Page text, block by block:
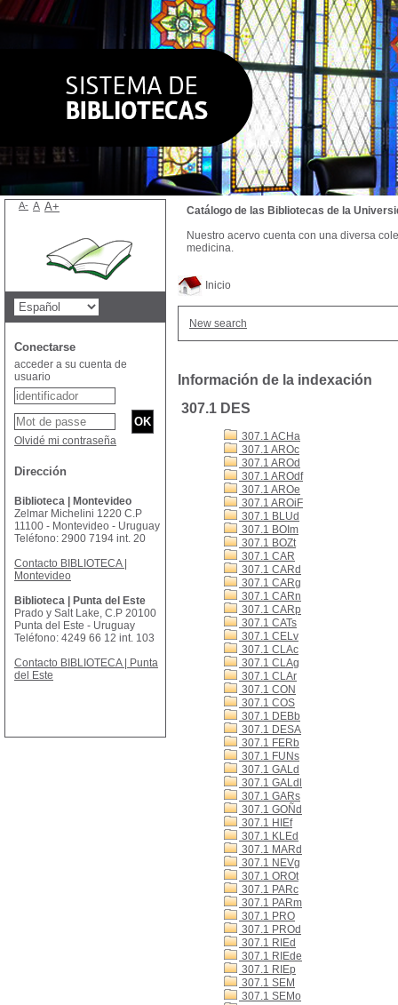
Inicio
New search
Información de la indexación
307.1 DES
307.1 ACHa
307.1 AROc
307.1 AROd
307.1 AROdf
307.1 AROe
307.1 AROiF
307.1 BLUd
307.1 BOIm
307.1 BOZt
307.1 CAR
307.1 CARd
307.1 CARg
307.1 CARn
307.1 CARp
307.1 CATs
307.1 CELv
307.1 CLAc
307.1 CLAg
307.1 CLAr
307.1 CON
307.1 COS
307.1 DEBb
307.1 DESA
307.1 FERb
307.1 FUNs
307.1 GALd
307.1 GALdl
307.1 GARs
307.1 GOÑd
307.1 HIEf
307.1 KLEd
307.1 MARd
307.1 NEVg
307.1 OROt
307.1 PARc
307.1 PARm
307.1 PRO
307.1 PROd
307.1 RIEd
307.1 RIEde
307.1 RIEp
307.1 SEM
307.1 SEMo
Catálogo de las Bibliotecas de la
Nuestro acervo cuenta con una diversa
medicina.
A- A A+
Conectarse
acceder a su cuenta de
usuario
Olvidé mi contraseña
Dirección
Biblioteca | Montevideo
Zelmar Michelini 1220 C.P
11100 - Montevideo - Uruguay
Teléfono: 2900 7194 int. 20
Contacto BIBLIOTECA |
Montevideo
Biblioteca | Punta del Este
Prado y Salt Lake, C.P 20100
Punta del Este - Uruguay
Teléfono: 4249 66 12 int. 103
Contacto BIBLIOTECA | Punta
del Este